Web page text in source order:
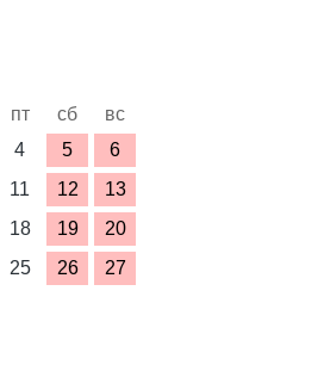
пт сб
вс
4 5
6
11 12
13
18 19
20
25 26
27